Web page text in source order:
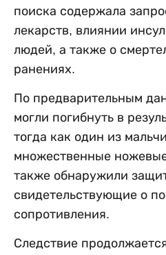
поиска содержала
лекарств, влиянии
людей, а также о
ранениях.
По предварительным
могли погибнуть в
тогда как один из
множественные
также обнаружили
свидетельствующие о
сопротивления.
Следствие